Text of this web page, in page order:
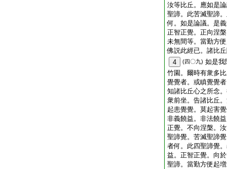
汝等比丘。應如是
聖諦。此苦滅聖諦
何。如是論議。是
正智正覺。正向涅
未無間等。當勤方
佛説此經已。諸比
4
(四〇九) 如是我
竹園。爾時有衆多
覺覺者。或瞋覺覺
知諸比丘心之所念
衆前坐。告諸比丘
起恚覺覺。莫起害
非義饒益。非法饒
正覺。不向涅槃。
聖諦覺。苦滅聖諦
者何。此四聖諦覺
益。正智正覺。向
聖諦。當勤方便起